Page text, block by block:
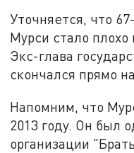
Уточняется, что
Мурси стало плохо
Экс-глава
скончался прямо
Напомним, что
2013 году. Он был
организации